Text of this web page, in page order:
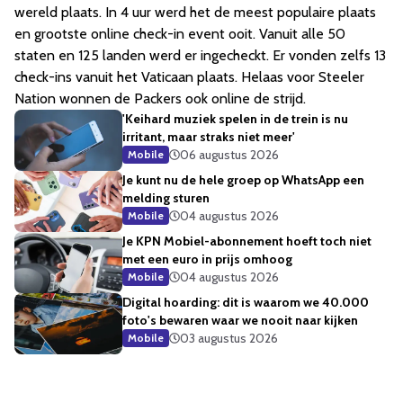
wereld plaats. In 4 uur werd het de meest populaire plaats
en grootste online check-in event ooit. Vanuit alle 50
staten en 125 landen werd er ingecheckt. Er vonden zelfs 13
check-ins vanuit het Vaticaan plaats. Helaas voor Steeler
Nation wonnen de Packers ook online de strijd.
'Keihard muziek spelen in de trein is nu
irritant, maar straks niet meer'
Mobile
06 augustus 2026
Je kunt nu de hele groep op WhatsApp een
melding sturen
Mobile
04 augustus 2026
Je KPN Mobiel-abonnement hoeft toch niet
met een euro in prijs omhoog
Mobile
04 augustus 2026
Digital hoarding: dit is waarom we 40.000
foto's bewaren waar we nooit naar kijken
Mobile 03 augustus 2026